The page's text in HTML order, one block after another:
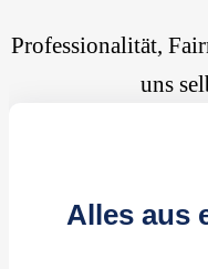
Professionalität,
uns
Alles aus